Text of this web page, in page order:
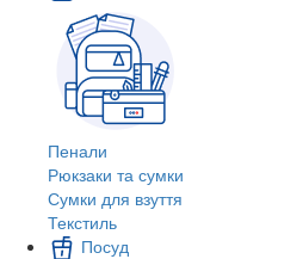
Пенали
Рюкзаки та сумки
Сумки для взуття
Текстиль
Посуд